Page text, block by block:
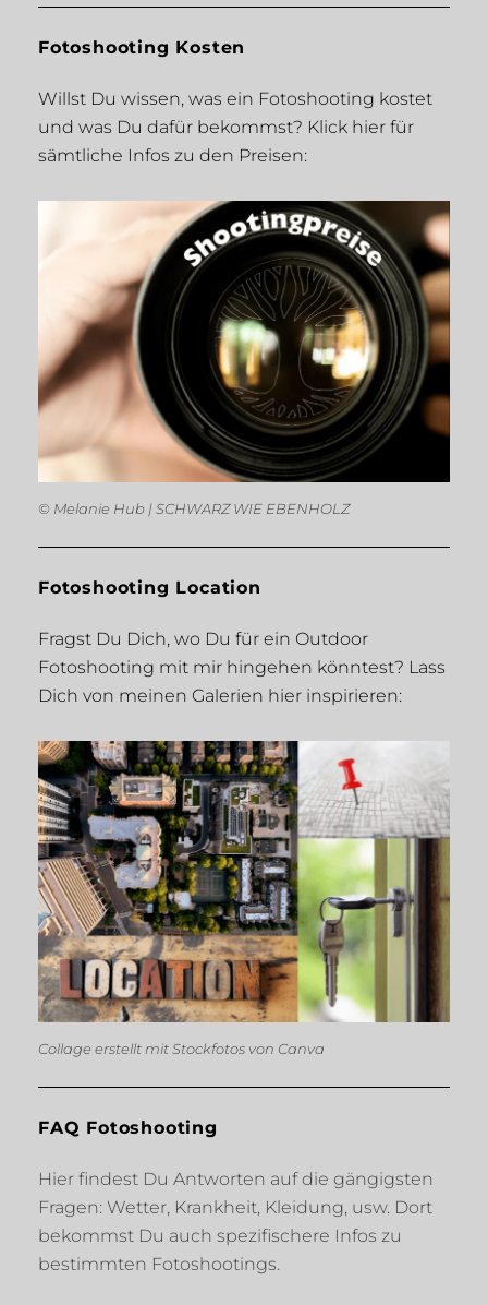
Fotoshooting Kosten
Willst Du wissen, was ein Fotoshooting kostet
und was Du dafür bekommst? Klick hier für
sämtliche Infos zu den Preisen:
© Melanie Hub | SCHWARZ WIE EBENHOLZ
Fotoshooting Location
Fragst Du Dich, wo Du für ein Outdoor
Fotoshooting mit mir hingehen könntest? Lass
Dich von meinen Galerien hier inspirieren:
Collage erstellt mit Stockfotos von Canva
FAQ Fotoshooting
Hier findest Du Antworten auf die gängigsten
Fragen: Wetter, Krankheit, Kleidung, usw. Dort
bekommst Du auch spezifischere Infos zu
bestimmten Fotoshootings.